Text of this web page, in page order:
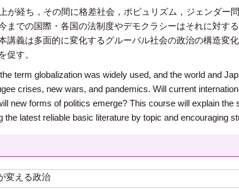
が経ち，その間に格差社会，ポピュリズム，ジェンダー
までの国際・各国の法制度やデモクラシーはそれに対す
講義は多面的に変化するグルーバル社会の政治の構造変
促す。
term globalization was widely used, and the world and
crises, new wars, and pandemics. Will current
new forms of politics emerge? This course will explain
latest reliable basic literature by topic and encouraging
変える政治